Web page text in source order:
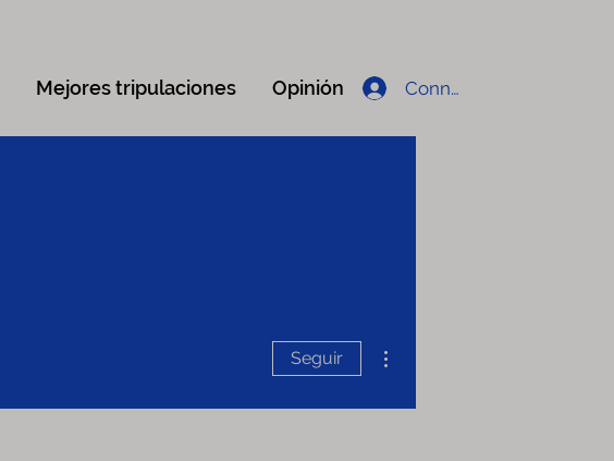
Mejores tripulaciones Opinión Connexion
Seguir